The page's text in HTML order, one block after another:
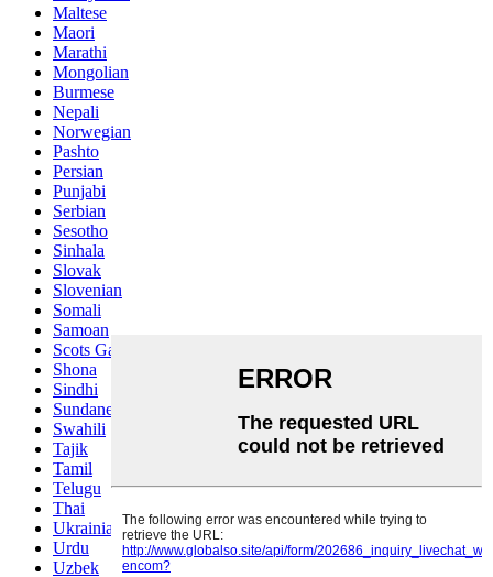
Maltese
Maori
Marathi
Mongolian
Burmese
Nepali
Norwegian
Pashto
Persian
Punjabi
Serbian
Sesotho
Sinhala
Slovak
Slovenian
Somali
Samoan
Scots Gaelic
Shona
Sindhi
Sundanese
Swahili
Tajik
Tamil
Telugu
Thai
Ukrainian
Urdu
Uzbek